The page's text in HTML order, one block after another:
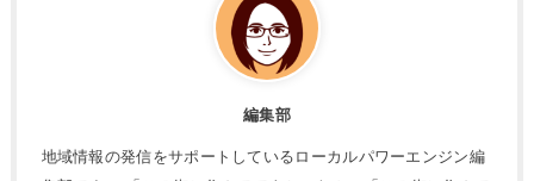
編集部
地域情報の発信をサポートしているローカルパワーエンジン編